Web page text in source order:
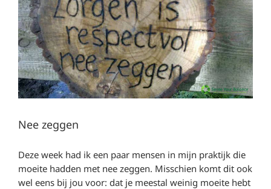
Nee zeggen
Deze week had ik een paar mensen in mijn praktijk die
moeite hadden met nee zeggen. Misschien komt dit ook
wel eens bij jou voor: dat je meestal weinig moeite hebt